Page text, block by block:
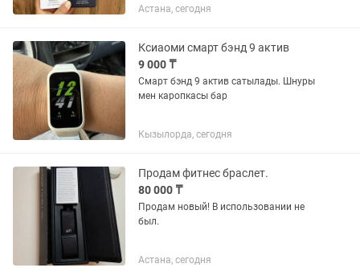
Астана, сегодня
Ксиаоми смарт бэнд 9 актив
9 000 ₸
Смарт бэнд 9 актив сатылады. Шнуры
мен каропкасы бар
Кызылорда, сегодня
Продам фитнес браслет.
80 000 ₸
Продам новый! В использовании не
был.
Астана, сегодня